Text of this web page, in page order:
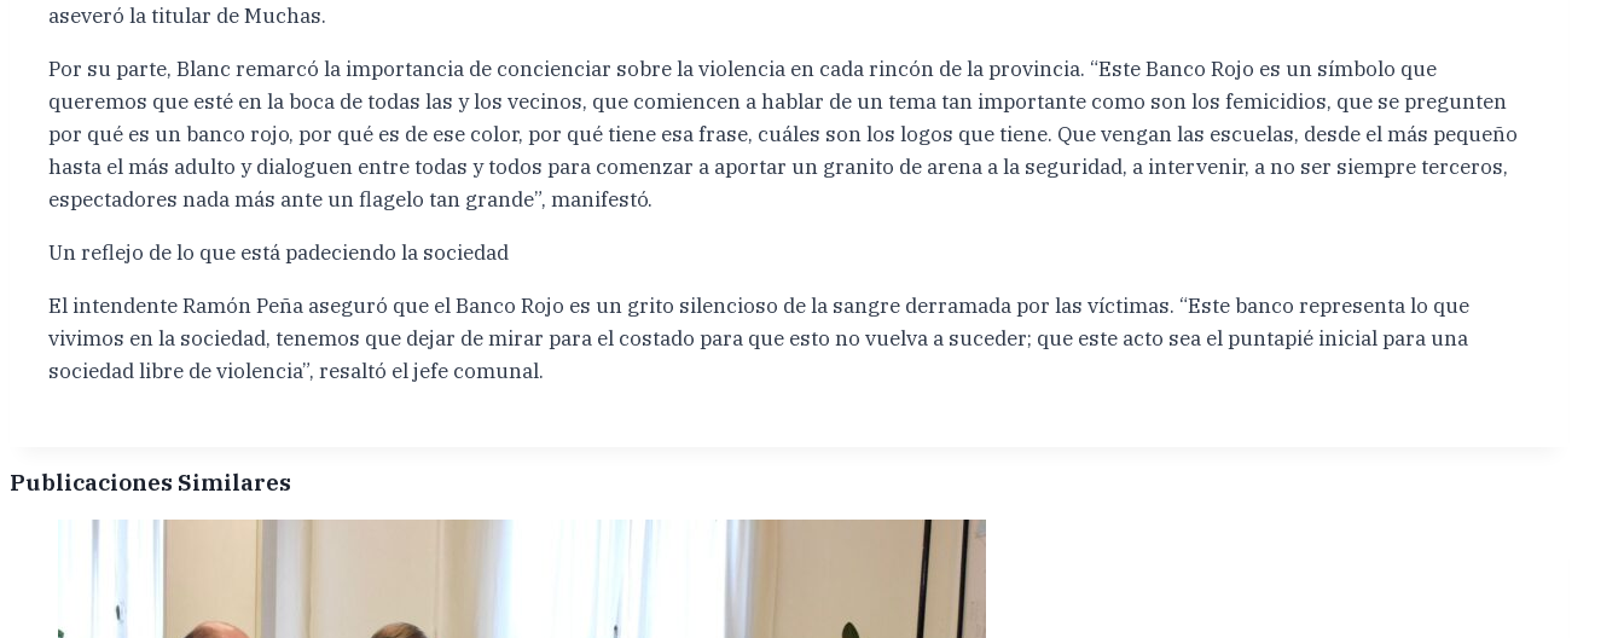
aseveró la titular de Muchas.
Por su parte, Blanc remarcó la importancia de concienciar sobre la violencia en cada rincón de la provincia. “Este Banco Rojo es un símbolo que
queremos que esté en la boca de todas las y los vecinos, que comiencen a hablar de un tema tan importante como son los femicidios, que se pregunten
por qué es un banco rojo, por qué es de ese color, por qué tiene esa frase, cuáles son los logos que tiene. Que vengan las escuelas, desde el más pequeño
hasta el más adulto y dialoguen entre todas y todos para comenzar a aportar un granito de arena a la seguridad, a intervenir, a no ser siempre terceros,
espectadores nada más ante un flagelo tan grande”, manifestó.
Un reflejo de lo que está padeciendo la sociedad
El intendente Ramón Peña aseguró que el Banco Rojo es un grito silencioso de la sangre derramada por las víctimas. “Este banco representa lo que
vivimos en la sociedad, tenemos que dejar de mirar para el costado para que esto no vuelva a suceder; que este acto sea el puntapié inicial para una
sociedad libre de violencia”, resaltó el jefe comunal.
Publicaciones Similares